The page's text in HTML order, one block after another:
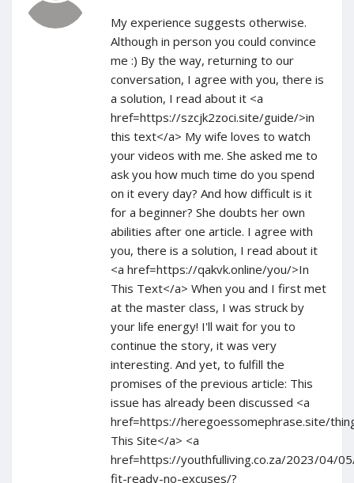
My experience suggests otherwise.
Although in person you could convince
me :) By the way, returning to our
conversation, I agree with you, there is
a solution, I read about it <a
href=https://szcjk2zoci.site/guide/>in
this text</a> My wife loves to watch
your videos with me. She asked me to
ask you how much time do you spend
on it every day? And how difficult is it
for a beginner? She doubts her own
abilities after one article. I agree with
you, there is a solution, I read about it
<a href=https://qakvk.online/you/>In
This Text</a> When you and I first met
at the master class, I was struck by
your life energy! I'll wait for you to
continue the story, it was very
interesting. And yet, to fulfill the
promises of the previous article: This
issue has already been discussed <a
href=https://heregoessomephrase.site/
This Site</a> <a
href=https://youthfulliving.co.za/2023/04/
fit-ready-no-excuses/?